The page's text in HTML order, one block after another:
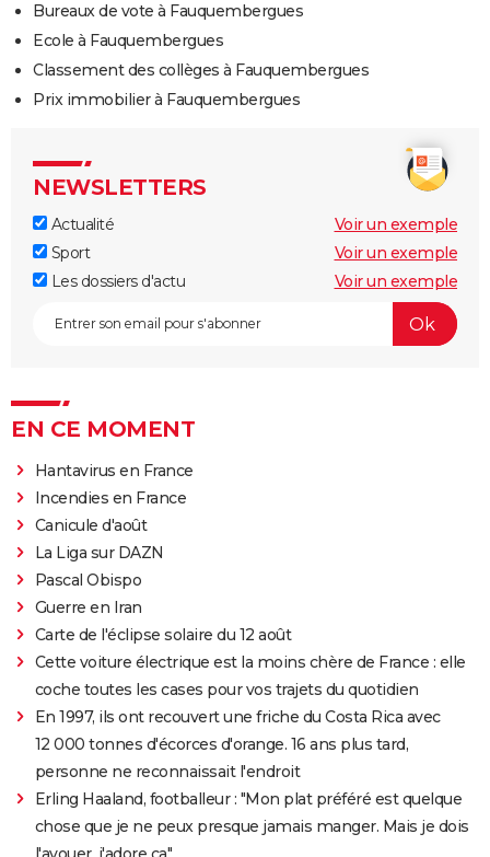
Bureaux de vote à Fauquembergues
Ecole à Fauquembergues
Classement des collèges à Fauquembergues
Prix immobilier à Fauquembergues
NEWSLETTERS
Actualité
Voir un exemple
Sport
Voir un exemple
Les dossiers d'actu
Voir un exemple
EN CE MOMENT
Hantavirus en France
Incendies en France
Canicule d'août
La Liga sur DAZN
Pascal Obispo
Guerre en Iran
Carte de l'éclipse solaire du 12 août
Cette voiture électrique est la moins chère de France : elle
coche toutes les cases pour vos trajets du quotidien
En 1997, ils ont recouvert une friche du Costa Rica avec
12 000 tonnes d'écorces d'orange. 16 ans plus tard,
personne ne reconnaissait l'endroit
Erling Haaland, footballeur : "Mon plat préféré est quelque
chose que je ne peux presque jamais manger. Mais je dois